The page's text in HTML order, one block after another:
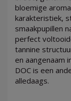
bloemige
karakteristiek,
smaakpupillen
perfect
tannine
en aangenaam
DOC is een
alledaags.